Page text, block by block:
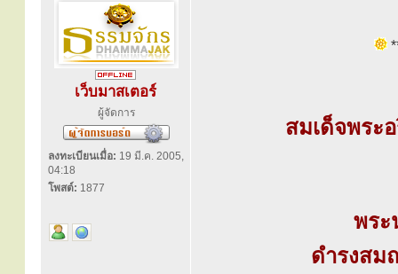
เว็บมาสเตอร์
ผู้จัดการ
ลงทะเบียนเมื่อ: 19 มี.ค. 2005,
04:18
โพสต์: 1877
สมเด็จพระ
พระ
ดำรงส